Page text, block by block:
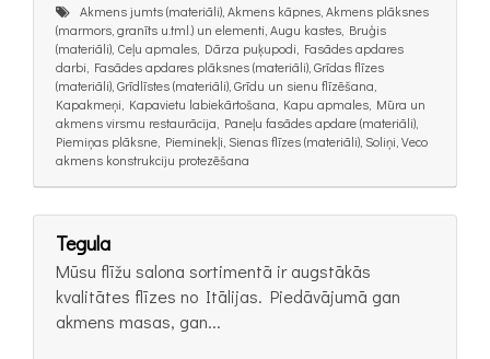
Akmens jumts (materiāli), Akmens kāpnes, Akmens plāksnes
(marmors, granīts u.tml.) un elementi, Augu kastes, Bruģis
(materiāli), Ceļu apmales, Dārza puķupodi, Fasādes apdares
darbi, Fasādes apdares plāksnes (materiāli), Grīdas flīzes
(materiāli), Grīdlīstes (materiāli), Grīdu un sienu flīzēšana,
Kapakmeņi, Kapavietu labiekārtošana, Kapu apmales, Mūra un
akmens virsmu restaurācija, Paneļu fasādes apdare (materiāli),
Piemiņas plāksne, Pieminekļi, Sienas flīzes (materiāli), Soliņi, Veco
akmens konstrukciju protezēšana
Tegula
Mūsu flīžu salona sortimentā ir augstākās
kvalitātes flīzes no Itālijas. Piedāvājumā gan
akmens masas, gan...